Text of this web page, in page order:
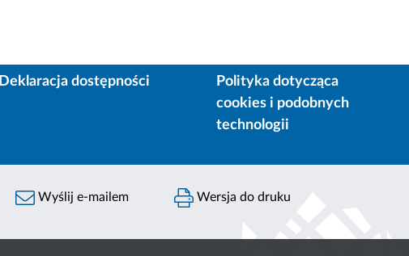
Deklaracja dostępności
Polityka dotycząca
cookies i podobnych
technologii
Wyślij e-mailem Wersja do druku